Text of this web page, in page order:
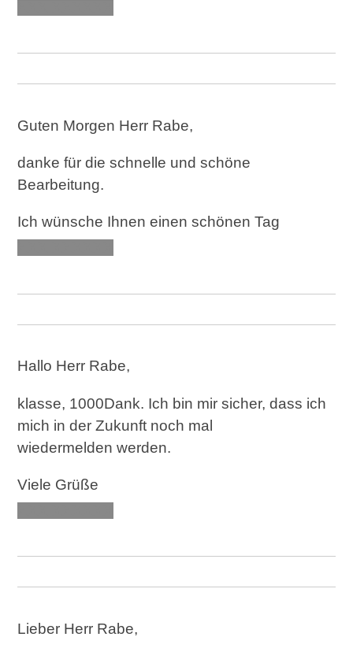
Guten Morgen Herr Rabe,
danke für die schnelle und schöne
Bearbeitung.
Ich wünsche Ihnen einen schönen Tag
Hallo Herr Rabe,
klasse, 1000Dank. Ich bin mir sicher, dass ich
mich in der Zukunft noch mal
wiedermelden werden.
Viele Grüße
Lieber Herr Rabe,